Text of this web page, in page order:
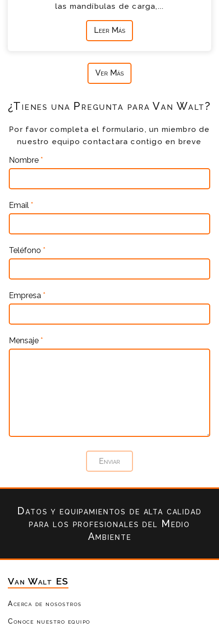
las mandíbulas de carga,...
Leer Más
Ver Más
¿Tienes una Pregunta para Van Walt?
Por favor completa el formulario, un miembro de
nuestro equipo contactara contigo en breve
Nombre *
Email *
Teléfono *
Empresa *
Mensaje *
Datos y equipamientos de alta calidad
para los profesionales del Medio
Ambiente
Van Walt ES
Acerca de nosostros
Conoce nuestro equipo